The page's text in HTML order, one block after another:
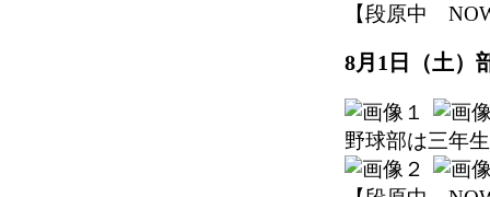
【段原中
8月1日（土）
野球部は三年